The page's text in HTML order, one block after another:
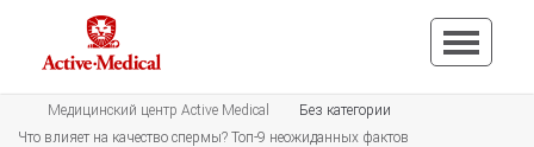
Медицинский центр Active Medical
Без категории
Что влияет на качество спермы? Топ-9 неожиданных фактов